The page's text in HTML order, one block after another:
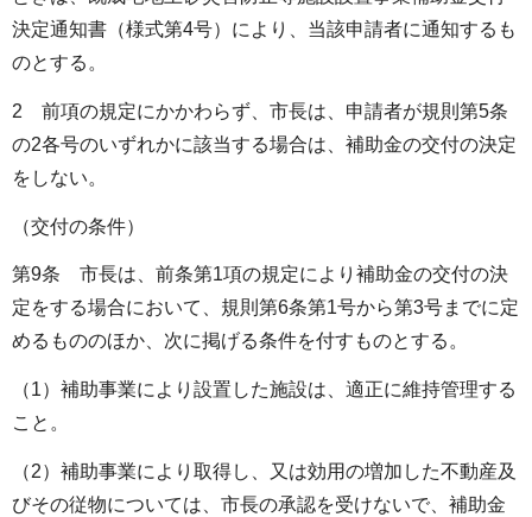
決定通知書（様式第4号）により、当該申請者に通知するも
のとする。
2 前項の規定にかかわらず、市長は、申請者が規則第5条
の2各号のいずれかに該当する場合は、補助金の交付の決定
をしない。
（交付の条件）
第9条 市長は、前条第1項の規定により補助金の交付の決
定をする場合において、規則第6条第1号から第3号までに定
めるもののほか、次に掲げる条件を付すものとする。
（1）補助事業により設置した施設は、適正に維持管理する
こと。
（2）補助事業により取得し、又は効用の増加した不動産及
びその従物については、市長の承認を受けないで、補助金